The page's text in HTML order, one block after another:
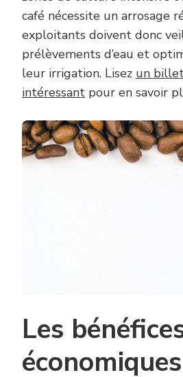
café nécessite un arrosage
exploitants doivent donc
prélèvements d’eau et
leur irrigation. Lisez un
intéressant pour en savoir
Les